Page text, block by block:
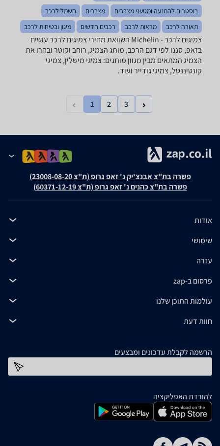
בוסטרים להתנעה ומטעני מצברים
מצברים
חשמל לרכב
תאורה לרכב
מראות לרכב רכבים חדשים מיגון ובטיחות לרכב
צמיגים לרכב - ‏Michelin השוואת מחירי צמיגים לרכב עושים
בזאפ, סננו לפי דגם הרכב, מותג הצמיג, רוחב וקוטר ובחרו את
הצמיג המתאים מבין מגוון מותגים: צמיגי מישלין, צמיגי
קונטיננטל, צמיגי גודייר ועוד.
1 2 3
פשרה בת"צ אבנצ'יק נ' זאפ גרופ (ת"צ 23008-08-20)
פשרה בת"צ כהנים נ' זאפ גרופ (ת"צ 60371-12-19)
אודות
שימושי
עזרה
פרסום ב-zap
עולמות התוכן שלנו
חוות דעת
הרשמה לקבלת עדכונים ומבצעים
להורדת האפליקציה